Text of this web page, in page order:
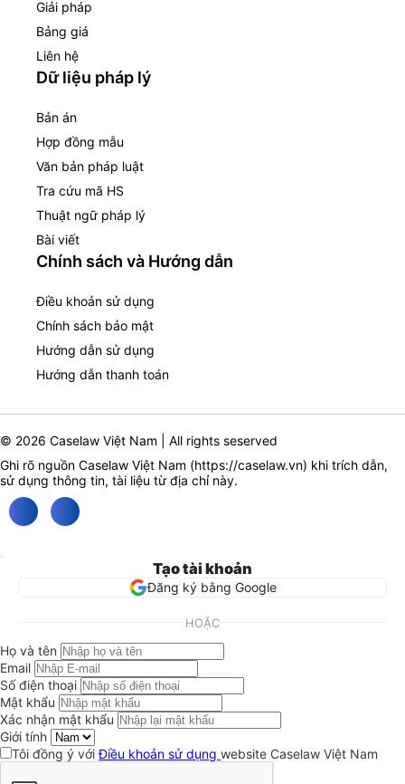
Giải pháp
Bảng giá
Liên hệ
Dữ liệu pháp lý
Bản án
Hợp đồng mẫu
Văn bản pháp luật
Tra cứu mã HS
Thuật ngữ pháp lý
Bài viết
Chính sách và Hướng dẫn
Điều khoản sử dụng
Chính sách bảo mật
Hướng dẫn sử dụng
Hướng dẫn thanh toán
© 2026 Caselaw Việt Nam | All rights seserved
Ghi rõ nguồn Caselaw Việt Nam (https://caselaw.vn) khi trích dẫn,
sử dụng thông tin, tài liệu từ địa chỉ này.
Tạo tài khoản
Đăng ký bằng Google
HOẶC
Họ và tên
Email
Số điện thoại
Mật khẩu
Xác nhận mật khẩu
Giới tính
Tôi đồng ý vớiĐiều khoản sử dụng website Caselaw Việt Nam